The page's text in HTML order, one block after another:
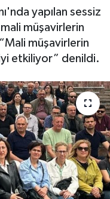
yapılan sessiz
müşavirlerin
müşavirlerin
etkiliyor” denildi.